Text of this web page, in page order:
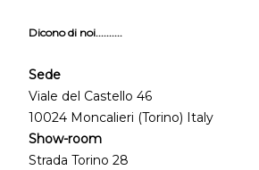
Dicono di noi..........
Sede
Viale del Castello 46
10024 Moncalieri (Torino) Italy
Show-room
Strada Torino 28